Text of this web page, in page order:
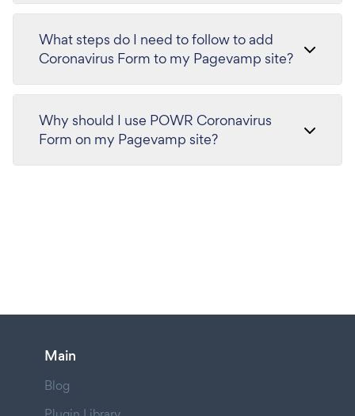
What steps do I need to follow to add
Coronavirus Form to my Pagevamp site?
Why should I use POWR Coronavirus
Form on my Pagevamp site?
Main
Blog